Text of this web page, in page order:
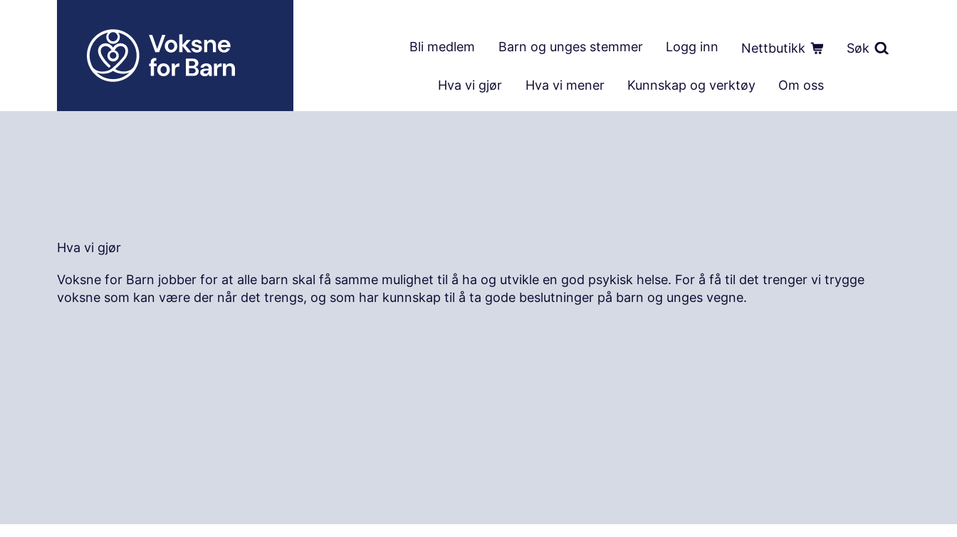
l
Bli medlem Barn og unges stemmer Logg inn Nettbutikk Søk
Hva vi gjør Hva vi mener Kunnskap og verktøy Om oss
Hva vi gjør
Voksne for Barn jobber for at alle barn skal få samme mulighet til å ha og utvikle en god psykisk helse. For å få til det trenger vi trygge
voksne som kan være der når det trengs, og som har kunnskap til å ta gode beslutninger på barn og unges vegne.